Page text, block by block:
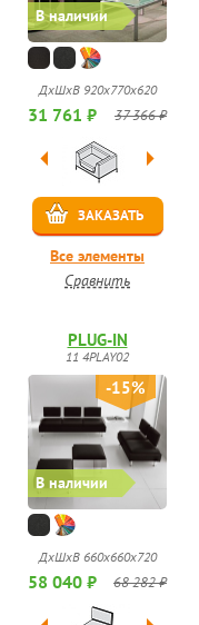
В наличии
ДхШхВ 920х770x620
31 761 ₽ 37 366 ₽
ЗАКАЗАТЬ
Все элементы
Сравнить
В наличии
-15%
PLUG-IN
11 4PLAY02
ДхШхВ 660х660х720
58 040 ₽ 68 282 ₽